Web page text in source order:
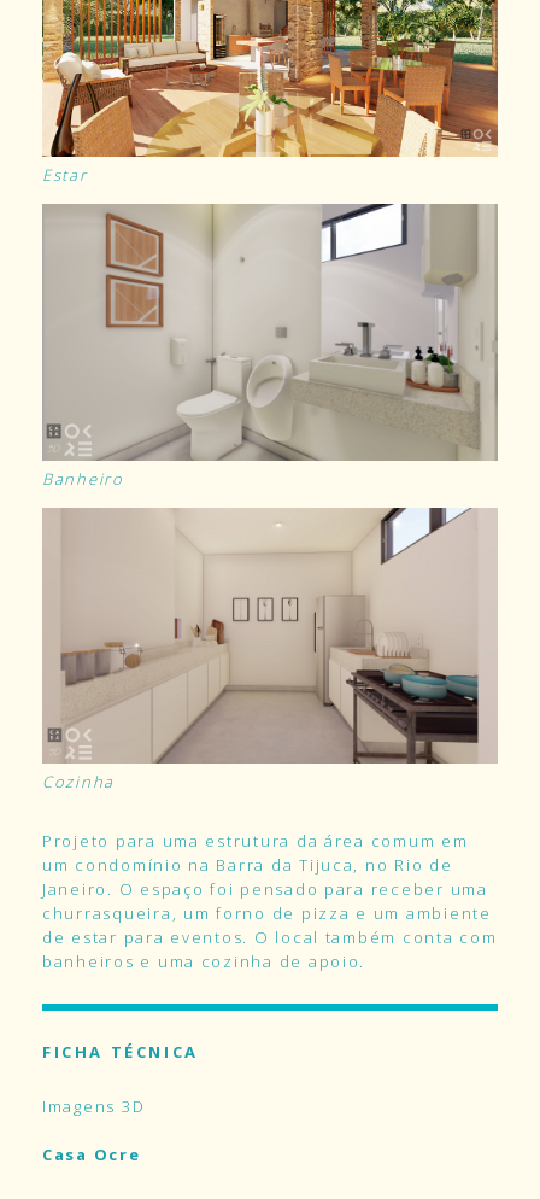
Estar
Banheiro
Cozinha
Projeto para uma estrutura da área comum em
um condomínio na Barra da Tijuca, no Rio de
Janeiro. O espaço foi pensado para receber uma
churrasqueira, um forno de pizza e um ambiente
de estar para eventos. O local também conta com
banheiros e uma cozinha de apoio.
FICHA TÉCNICA
Imagens 3D
Casa Ocre